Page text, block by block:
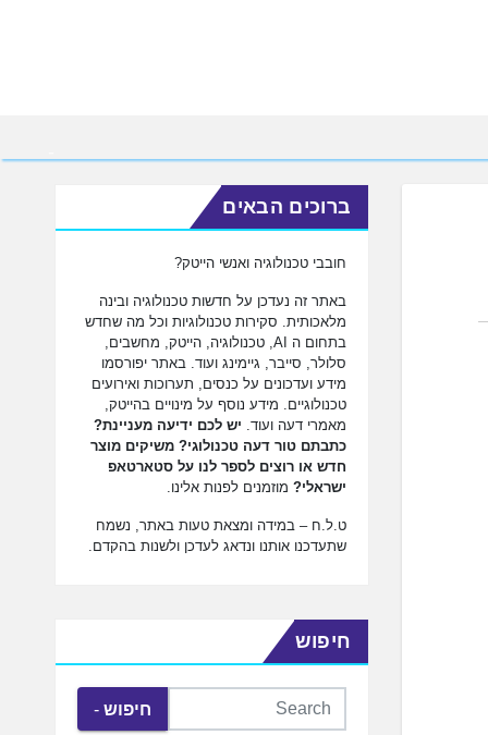
ברוכים הבאים
חובבי טכנולוגיה ואנשי הייטק?
באתר זה נעדכן על חדשות טכנולוגיה ובינה
מלאכותית. סקירות טכנולוגיות וכל מה שחדש
בתחום ה AI, טכנולוגיה, הייטק, מחשבים,
סלולר, סייבר, גיימינג ועוד. באתר יפורסמו
מידע ועדכונים על כנסים, תערוכות ואירועים
טכנולוגיים. מידע נוסף על מינויים בהייטק,
מאמרי דעה ועוד. יש לכם ידיעה מעניינת?
כתבתם טור דעה טכנולוגי? משיקים מוצר
חדש או רוצים לספר לנו על סטארטאפ
ישראלי? מוזמנים לפנות אלינו.
ט.ל.ח – במידה ומצאת טעות באתר, נשמח
שתעדכנו אותנו ונדאג לעדכן ולשנות בהקדם.
חיפוש
חיפוש